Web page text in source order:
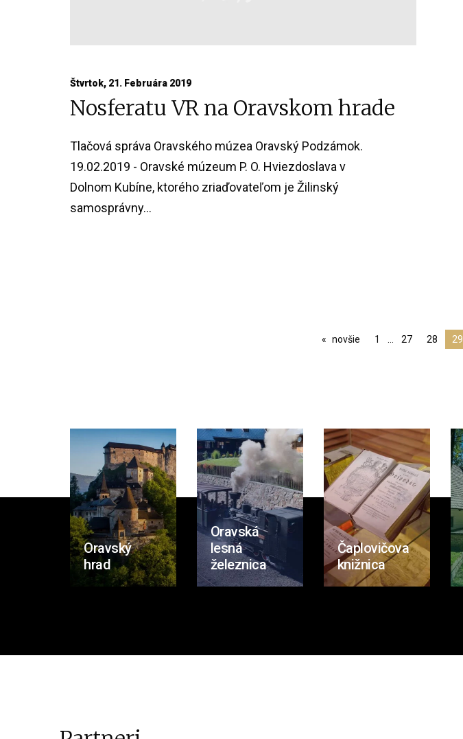
Štvrtok, 21. Februára 2019
Nosferatu VR na Oravskom hrade
Tlačová správa Oravského múzea Oravský Podzámok.
19.02.2019 - Oravské múzeum P. O. Hviezdoslava v
Dolnom Kubíne, ktorého zriaďovateľom je Žilinský
samosprávny...
novšie 1 … 27 28 29
Oravský
hrad
Oravská
lesná
železnica
Čaplovičova
knižnica